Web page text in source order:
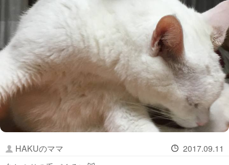
HAKUのママ
2017.09.11